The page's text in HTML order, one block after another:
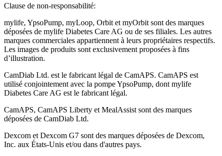
Clause de non-responsabilité:
mylife, YpsoPump, myLoop, Orbit et myOrbit sont des marques
déposées de mylife Diabetes Care AG ou de ses filiales. Les autres
marques commerciales appartiennent à leurs propriétaires respectifs.
Les images de produits sont exclusivement proposées à fins
d’illustration.
CamDiab Ltd. est le fabricant légal de CamAPS. CamAPS est
utilisé conjointement avec la pompe YpsoPump, dont mylife
Diabetes Care AG est le fabricant légal.
CamAPS, CamAPS Liberty et MealAssist sont des marques
déposées de CamDiab Ltd.
Dexcom et Dexcom G7 sont des marques déposées de Dexcom,
Inc. aux États-Unis et/ou dans d'autres pays.